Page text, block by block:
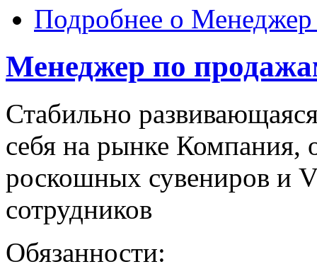
Подробнее о
Менеджер по
Стабильно
себя на рынке
роскошных сувениров и
сотрудников
Обязанности: